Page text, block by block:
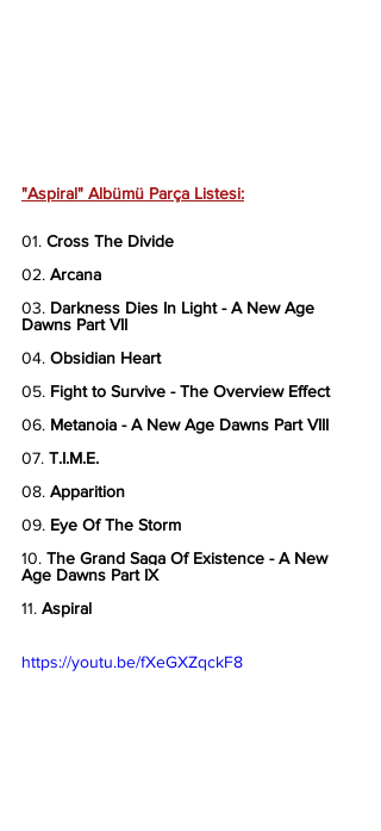
"Aspiral" Albümü Parça Listesi:
01. Cross The Divide
02. Arcana
03. Darkness Dies In Light - A New Age
Dawns Part VII
04. Obsidian Heart
05. Fight to Survive - The Overview Effect
06. Metanoia - A New Age Dawns Part VIII
07. T.I.M.E.
08. Apparition
09. Eye Of The Storm
10. The Grand Saga Of Existence - A New
Age Dawns Part IX
11. Aspiral
https://youtu.be/fXeGXZqckF8